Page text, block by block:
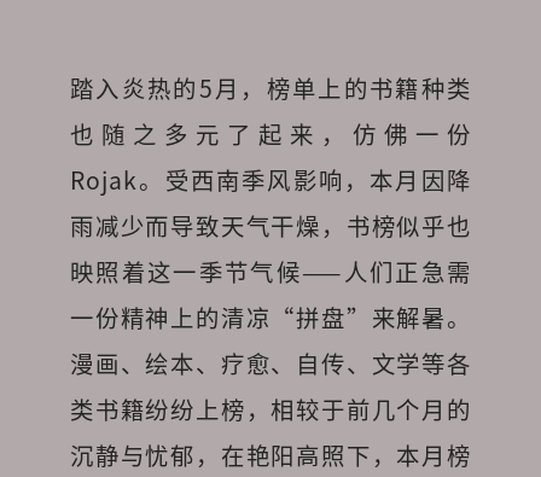
踏入炎热的5月，榜单上的书籍种类
也随之多元了起来，仿佛一份
Rojak。受西南季风影响，本月因降
雨减少而导致天气干燥，书榜似乎也
映照着这一季节气候——人们正急需
一份精神上的清凉“拼盘”来解暑。
漫画、绘本、疗愈、自传、文学等各
类书籍纷纷上榜，相较于前几个月的
沉静与忧郁，在艳阳高照下，本月榜